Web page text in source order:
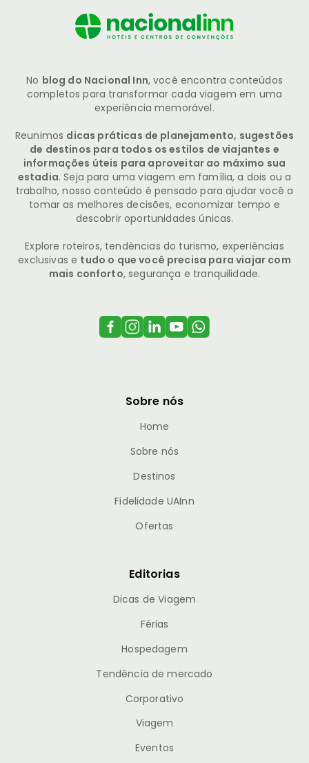
No blog do Nacional Inn, você encontra conteúdos
completos para transformar cada viagem em uma
experiência memorável.
Reunimos dicas práticas de planejamento, sugestões
de destinos para todos os estilos de viajantes e
informações úteis para aproveitar ao máximo sua
estadia. Seja para uma viagem em família, a dois ou a
trabalho, nosso conteúdo é pensado para ajudar você a
tomar as melhores decisões, economizar tempo e
descobrir oportunidades únicas.
Explore roteiros, tendências do turismo, experiências
exclusivas e tudo o que você precisa para viajar com
mais conforto, segurança e tranquilidade.
Sobre nós
Home
Sobre nós
Destinos
Fidelidade UAInn
Ofertas
Editorias
Dicas de Viagem
Férias
Hospedagem
Tendência de mercado
Corporativo
Viagem
Eventos